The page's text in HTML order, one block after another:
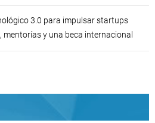
3.0 para impulsar startups
y una beca internacional